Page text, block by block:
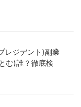
レジデント)副業
む)誰？徹底検